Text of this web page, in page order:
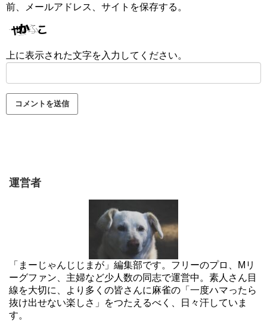
前、メールアドレス、サイトを保存する。
上に表示された文字を入力してください。
運営者
「まーじゃんじじまが」編集部です。フリーのプロ、Mリ
ーグファン、主婦など少人数の同志で運営中。素人さん目
線を大切に、より多くの皆さんに麻雀の「一度ハマったら
抜け出せない楽しさ」をつたえるべく、日々汗していま
す。